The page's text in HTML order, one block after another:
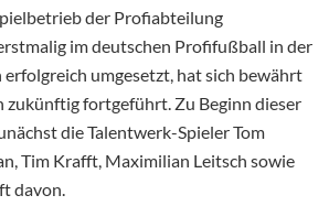
der Profiabteilung
im deutschen Profifußball in der
erfolgreich umgesetzt, hat sich bewährt
zukünftig fortgeführt. Zu Beginn dieser
die Talentwerk-Spieler Tom
Tim Krafft, Maximilian Leitsch sowie
davon.